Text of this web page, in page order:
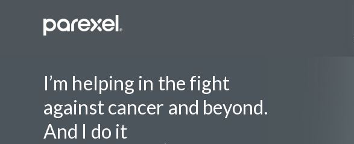
バイオスタティティシャン
I’m helping in the fight
against cancer and beyond.
And I do it